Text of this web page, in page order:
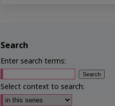
Search
Enter search terms:
Select context to search: